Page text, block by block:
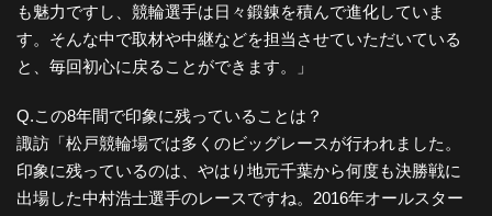
も魅力ですし、競輪選手は日々鍛錬を積んで進化していま
す。そんな中で取材や中継などを担当させていただいている
と、毎回初心に戻ることができます。」
Q.この8年間で印象に残っていることは？
諏訪「松戸競輪場では多くのビッグレースが行われました。
印象に残っているのは、やはり地元千葉から何度も決勝戦に
出場した中村浩士選手のレースですね。2016年オールスター